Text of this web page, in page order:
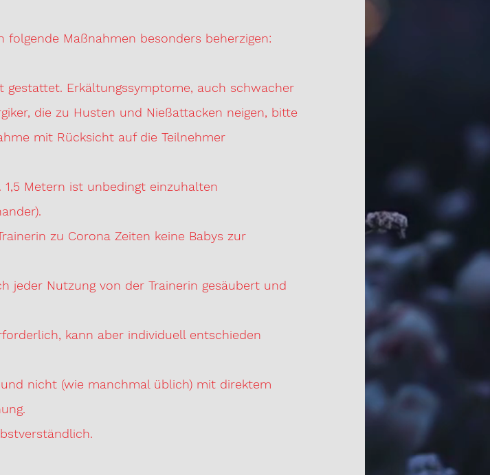
Maßnahmen besonders beherzigen:
gestattet. Erkältungssymptome, auch schwacher
die zu Husten und Nießattacken neigen, bitte
mit Rücksicht auf die Teilnehmer
1,5 Metern ist unbedingt einzuhalten
zu Corona Zeiten keine Babys zur
jeder Nutzung von der Trainerin gesäubert und
kann aber individuell entschieden
nicht (wie manchmal üblich) mit direktem